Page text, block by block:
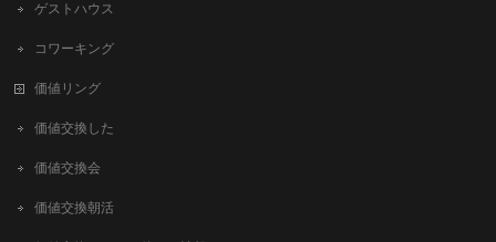
ゲストハウス
コワーキング
価値リング
価値交換した
価値交換会
価値交換朝活